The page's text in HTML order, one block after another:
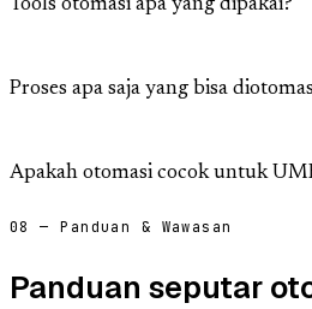
Tools otomasi apa yang dipakai?
Proses apa saja yang bisa
Apakah otomasi cocok untuk
08 — Panduan & Wawasan
Panduan seputar